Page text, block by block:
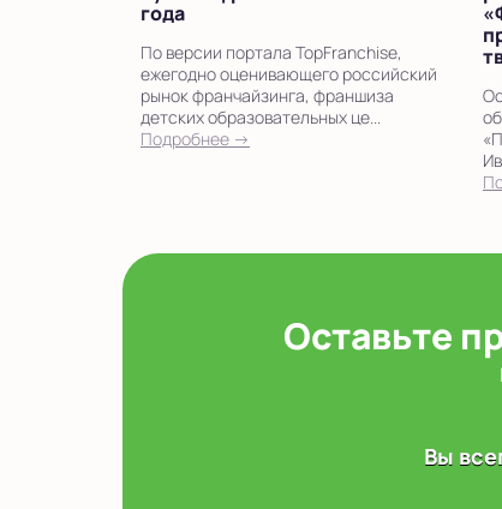
года
По версии портала TopFranchise,
ежегодно оценивающего российский
рынок франчайзинга, франшиза
детских образовательных це...
Подробнее →
Оставьте
Вы